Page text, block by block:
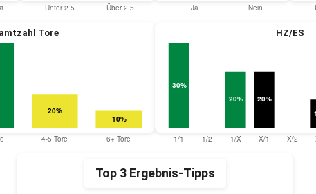
Tore HZ/ES
Top 3 Ergebnis-Tipps